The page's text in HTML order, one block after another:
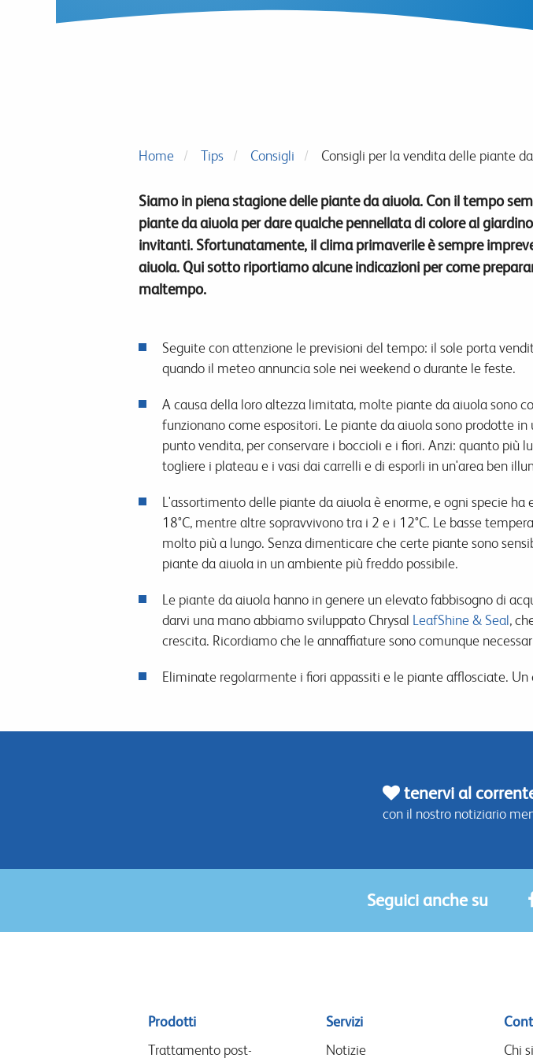
Home Tips Consigli Consigli per la vendita delle piante
Siamo in piena stagione delle piante da aiuola. Con il tempo
piante da aiuola per dare qualche pennellata di colore al
invitanti. Sfortunatamente, il clima primaverile è sempre
aiuola. Qui sotto riportiamo alcune indicazioni per come
maltempo.
Seguite con attenzione le previsioni del tempo: il sole porta
quando il meteo annuncia sole nei weekend o durante le feste.
A causa della loro altezza limitata, molte piante da aiuola sono
funzionano come espositori. Le piante da aiuola sono prodotte
punto vendita, per conservare i boccioli e i fiori. Anzi: quanto
togliere i plateau e i vasi dai carrelli e di esporli in un'area ben
L'assortimento delle piante da aiuola è enorme, e ogni specie
18°C, mentre altre sopravvivono tra i 2 e i 12°C. Le basse
molto più a lungo. Senza dimenticare che certe piante sono
piante da aiuola in un ambiente più freddo possibile.
Le piante da aiuola hanno in genere un elevato fabbisogno di
darvi una mano abbiamo sviluppato Chrysal LeafShine & Seal,
crescita. Ricordiamo che le annaffiature sono comunque
Eliminate regolarmente i fiori appassiti e le piante afflosciate.
tenervi al
con il nostro notiziario
Seguici anche su
Sitemap
menu
Prodotti
Trattamento post-
Servizi
Notizie
Chi